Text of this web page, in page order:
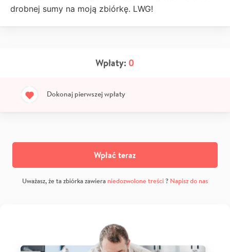
drobnej sumy na moją zbiórkę. LWG!
Wpłaty: 0
Dokonaj pierwszej wpłaty
Wpłać teraz
Uważasz, że ta zbiórka zawiera niedozwolone treści? Napisz do nas